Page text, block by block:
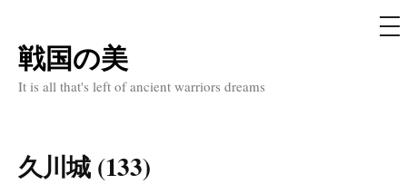
コ
ン
ツ
へ
戦国の美
It is all that's left of ancient warriors dreams
メ
ニ
久川城 (133)